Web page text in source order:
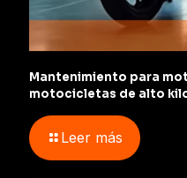
Mantenimiento para
motocicletas de alto
Leer más